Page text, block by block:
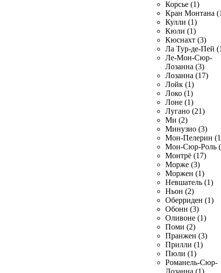
Корсье (1)
Кран Монтана
Кулли (1)
Кюли (1)
Кюснахт (3)
Ла Тур-де-Пей
Ле-Мон-Сюр-
Лозанна (3)
Лозанна (17)
Лойк (1)
Локо (1)
Лоне (1)
Лугано (21)
Ми (2)
Минузио (3)
Мон-Пелерин
Мон-Сюр-Роль
Монтрё (17)
Морже (3)
Моржен (1)
Невшатель (1)
Ньон (2)
Оберриден (1)
Обонн (3)
Оливоне (1)
Поми (2)
Пранжен (3)
Прилли (1)
Пюли (1)
Романель-Сюр-
Лозанна (1)